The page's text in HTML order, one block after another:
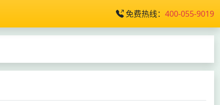
免费热线： 400-055-9019